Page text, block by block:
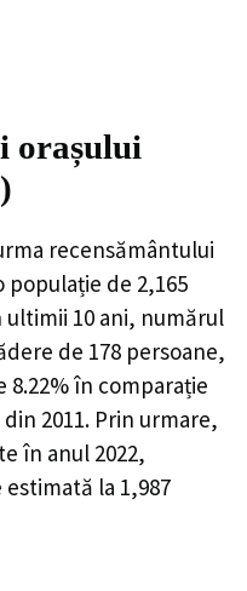
orașului
recensământului
populație de 2,165
ultimii 10 ani, numărul
de 178 persoane,
8.22%în comparație
2011. Prin urmare,
în anul 2022,
estimată la 1,987